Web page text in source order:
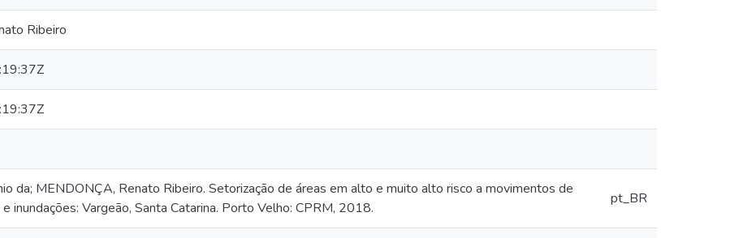
Ribeiro
da; MENDONÇA, Renato Ribeiro. Setorização de áreas em alto e muito alto risco a movimentos de
inundações: Vargeão, Santa Catarina. Porto Velho: CPRM, 2018.
pt_BR